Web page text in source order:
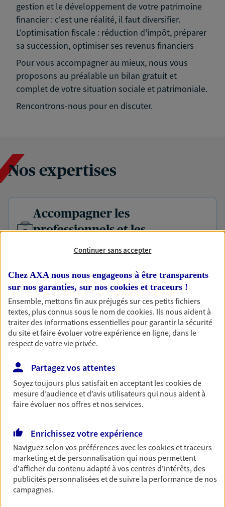
gestion et le développement de votre patrimoine
financier : c'est une réalité, il faut diversifier.
L'optimisation fiscale : réduction d'impôt, préparer
sa succession, optimiser ses revenus financiers
Pour vous accompagner au mieux, nous vous
proposons au préalable un bilan gratuit et
complet de votre situation sociale et patrimoniale.
Rencontrons-nous pour en discuter.
Nos expertises
Accompagner les
professionnels et les
entreprises
bâtissons ensemble des solutions cohérentes pour
protéger votre activité, vos collaborateurs... mais aussi
vous-même et votre famille.
Accompagner vos projets de
vie
Autant de moments de vie qui nécessitent des solutions
d'assurance et d'épargne. Recevez un conseil d'expert
cohérent avec vos besoins
Vous aider à constituer une
épargne
De nombreuses solutions s'offrent à vous pour faire
fructifier votre épargne. Laquelle correspond à vos
objectifs ? Rien ne remplace les conseils d'un expert :
Assurance vie, PER, Livret… Faisons le point ensemble !
Continuer sans accepter
Chez AXA nous nous engageons à être transparents
sur nos garanties, sur nos cookies et traceurs !
Ensemble, mettons fin aux préjugés sur ces petits fichiers
textes, plus connus sous le nom decookies. Ils nous aident à
traiter des informations essentielles pour garantir la sécurité
du site et faire évoluer votre expérience en ligne, dans le
respect de votre vie privée.
Partagez vos attentes
Soyez toujours plus satisfait en acceptant lescookiesde
mesure d’audience et d’avis utilisateurs qui nous aident à
faire évoluer nos offres et nos services.
Enrichissez votre expérience
Naviguez selon vos préférences avec lescookies et traceurs
marketing et de personnalisation qui nous permettent
d'afficher du contenu adapté à vos centres d'intérêts, des
publicités personnalisées et de suivre la performance de nos
campagnes.